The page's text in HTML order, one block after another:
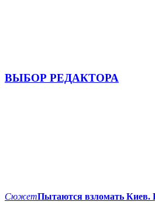
ВЫБОР РЕДАКТОРА
СюжетПытаются взломать Киев.